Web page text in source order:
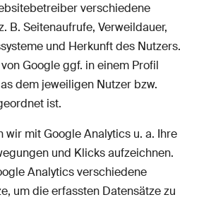
verschiedene
B. Seitenaufrufe, Verweildauer,
und Herkunft des Nutzers.
Google ggf. in einem Profil
dem jeweiligen Nutzer bzw.
ist.
wir mit Google Analytics u. a. Ihre
und Klicks aufzeichnen.
Analytics verschiedene
um die erfassten Datensätze zu